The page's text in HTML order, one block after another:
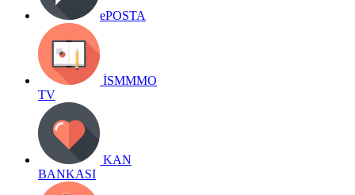
ePOSTA
İSMMMO
TV
KAN
BANKASI